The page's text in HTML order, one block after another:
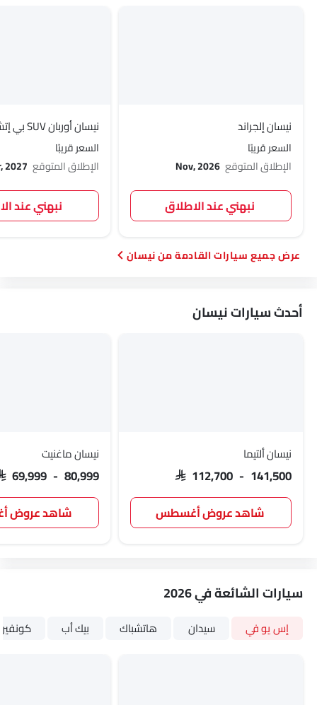
نيسان إلجراند
السعر قريبًا
الإطلاق المتوقع Nov, 2026
نبهني عند الاطلاق
نيسان أوربان SUV بي إتش إي في
السعر قريبًا
الإطلاق المتوقع 2027
نبهني عند
سيارات القادمة من نيسان
أحدث سيارات نيسان
نيسان ألتيما
SAR 112,700 - 141,500
شاهد عروض أغسطس
نيسان ماغنيت
69,999 - 80,999
شاهد عروض
سيارات الشائعة في 2026
إس يو في سيدان هاتشباك بيك أب